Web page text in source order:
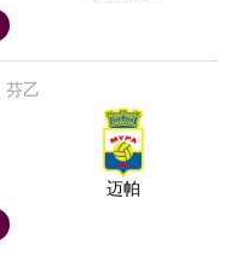
芬乙
迈帕